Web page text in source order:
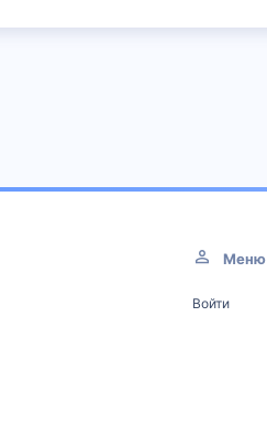
Меню
Войти